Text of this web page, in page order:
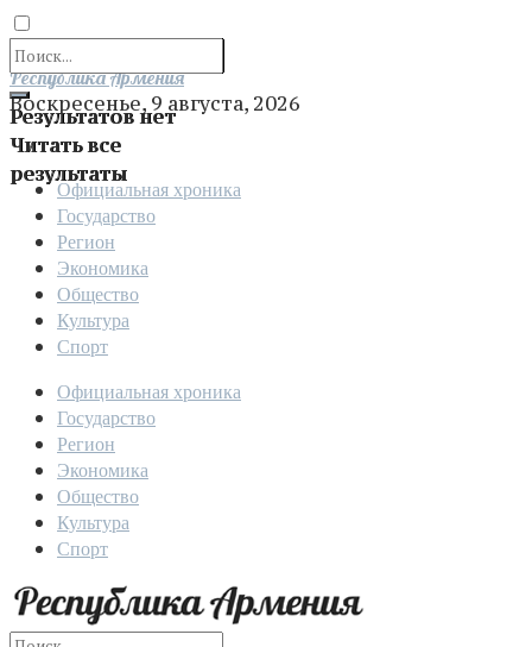
Результатов нет
Читать все
результаты
Отправить
Республика Армения
Воскресенье, 9 августа, 2026
Официальная хроника
Государство
Регион
Экономика
Общество
Культура
Спорт
Официальная хроника
Государство
Регион
Экономика
Общество
Культура
Спорт